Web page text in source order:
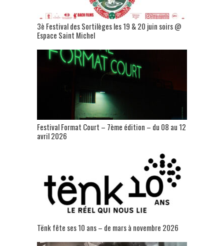
3è Festival des Sortilèges les 19 & 20 juin soirs @
Espace Saint Michel
Festival Format Court – 7ème édition – du 08 au 12
avril 2026
Tënk fête ses 10 ans – de mars à novembre 2026